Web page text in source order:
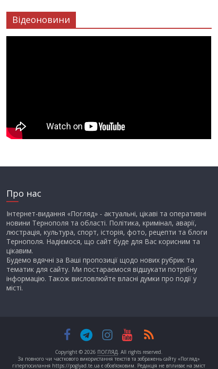
Відеоновини
Про нас
Інтернет-видання «Погляд» - актуальні, цікаві та оперативні
новини Тернополя та області. Політика, кримінал, аварії,
люстрація, культура, спорт, історія, фото, рецепти та блоги
Тернополя. Надіємося, що сайт буде для Вас корисним та
цікавим.
Будемо вдячні за Ваші пропозиції щодо нових рубрик та
тематик для сайту. Ми постараємося відшукати потрібну
інформацію. Також висловлюйте власні думки про події у
місті.
Copyright © 2026 ПОГЛЯД . All rights reserved.
За повного чи часткового використання текстів та зображень сайту «Погляд»
гіперпосилання https://poglyad.te.ua є обов’язковим. Редакція не впливає на зміст